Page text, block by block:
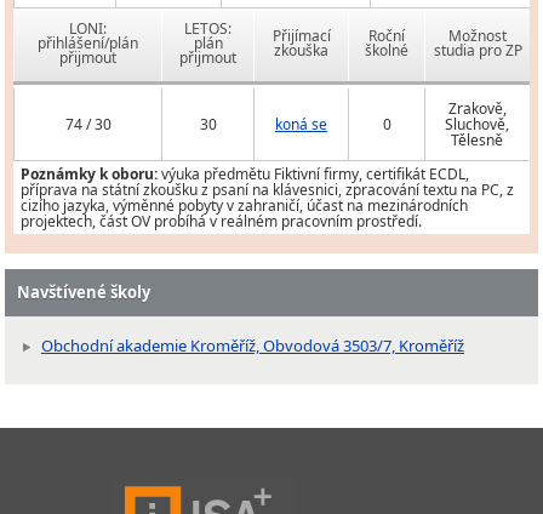
LONI:
přihlášení/plán
přijmout
LETOS:
plán
přijmout
Přijímací
zkouška
Roční
školné
Možnost
studia pro ZP
74 / 30 30 koná se 0
Zrakově,
Sluchově,
Tělesně
Poznámky k oboru:výuka předmětu Fiktivní firmy, certifikát ECDL,
příprava na státní zkoušku z psaní na klávesnici, zpracování textu na PC, z
cizího jazyka, výměnné pobyty v zahraničí, účast na mezinárodních
projektech, část OV probíhá v reálném pracovním prostředí.
Navštívené školy
Obchodní akademie Kroměříž, Obvodová 3503/7, Kroměříž